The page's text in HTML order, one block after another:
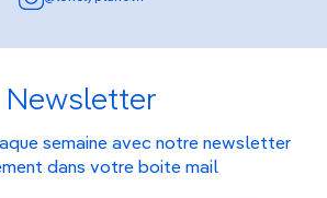
Newsletter
semaine avec notre newsletter
dans votre boite mail